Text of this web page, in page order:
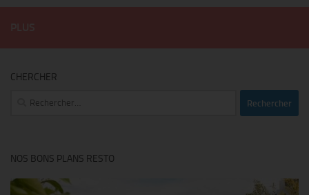
CHERCHER
Rechercher :
NOS BONS PLANS RESTO